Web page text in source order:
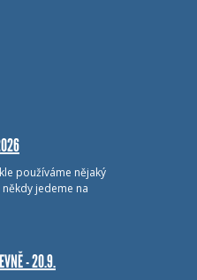
používáme nějaký
jedeme na
- 20.9.